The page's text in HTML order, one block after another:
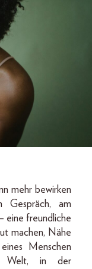
mehr bewirken
am
eine freundliche
machen, Nähe
Menschen
Welt, in der